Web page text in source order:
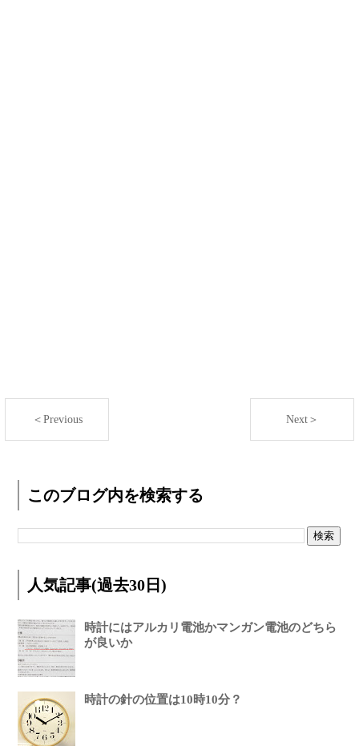
＜Previous Next＞
このブログ内を検索する
人気記事(過去30日)
時計にはアルカリ電池かマンガン電池のどちら
が良いか
時計の針の位置は10時10分？